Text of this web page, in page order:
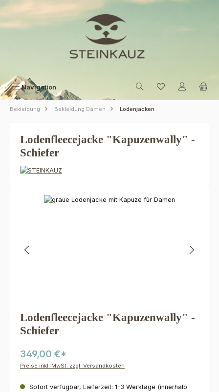
Zum Hauptinhalt springen
Navigation
Bekleidung Bekleidung Damen Lodenjacken
Lodenfleecejacke "Kapuzenwally" -
Schiefer
Bildergalerie überspringen
Lodenfleecejacke "Kapuzenwally" -
Schiefer
349,00 €*
Preise inkl. MwSt. zzgl. Versandkosten
Sofort verfügbar, Lieferzeit: 1-3 Werktage (innerhalb